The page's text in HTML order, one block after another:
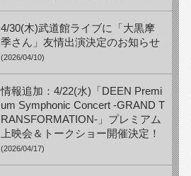
4/30(木)武道館ライブに「大黒摩
季さん」友情出演決定のお知らせ
(2026/04/10)
情報追加：4/22(水)「DEEN Premi
um Symphonic Concert -GRAND T
RANSFORMATION-」プレミアム
上映会＆トークショー開催決定！
(2026/04/17)